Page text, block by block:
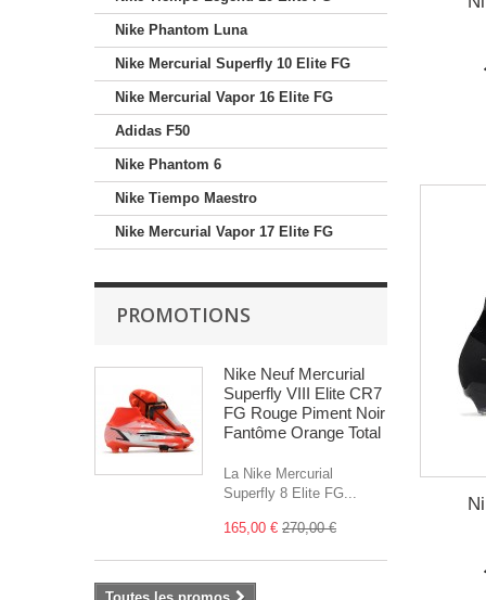
Nike Phantom Luna
Nike Mercurial Superfly 10 Elite FG
Nike Mercurial Vapor 16 Elite FG
Adidas F50
Nike Phantom 6
Nike Tiempo Maestro
Nike Mercurial Vapor 17 Elite FG
PROMOTIONS
Nike Neuf Mercurial
Superfly VIII Elite CR7
FG Rouge Piment Noir
Fantôme Orange Total
La Nike Mercurial
Superfly 8 Elite FG...
165,00 € 270,00 €